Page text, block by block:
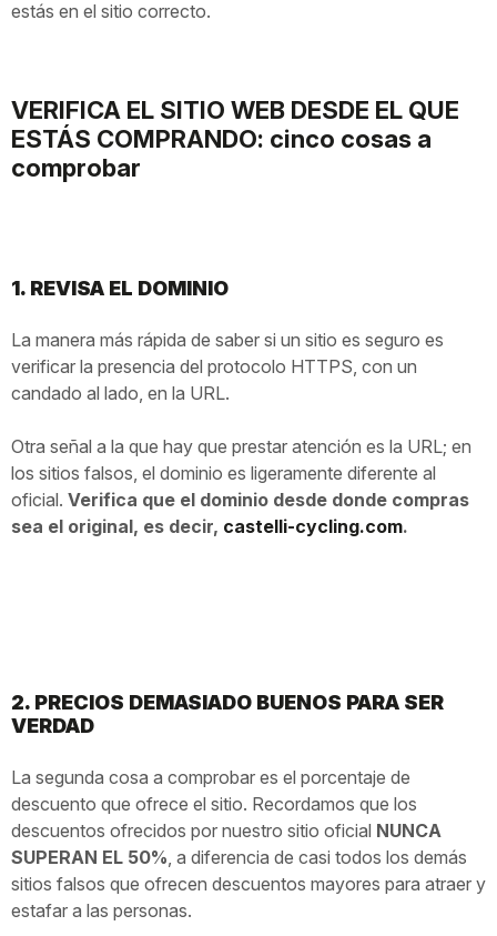
estás en el sitio correcto.
VERIFICA EL SITIO WEB DESDE EL QUE
ESTÁS COMPRANDO: cinco cosas a
comprobar
1. REVISA EL DOMINIO
La manera más rápida de saber si un sitio es seguro es
verificar la presencia del protocolo HTTPS, con un
candado al lado, en la URL.
Otra señal a la que hay que prestar atención es la URL; en
los sitios falsos, el dominio es ligeramente diferente al
oficial. Verifica que el dominio desde donde compras
sea el original, es decir, castelli-cycling.com.
2. PRECIOS DEMASIADO BUENOS PARA SER
VERDAD
La segunda cosa a comprobar es el porcentaje de
descuento que ofrece el sitio. Recordamos que los
descuentos ofrecidos por nuestro sitio oficial NUNCA
SUPERAN EL 50%, a diferencia de casi todos los demás
sitios falsos que ofrecen descuentos mayores para atraer y
estafar a las personas.